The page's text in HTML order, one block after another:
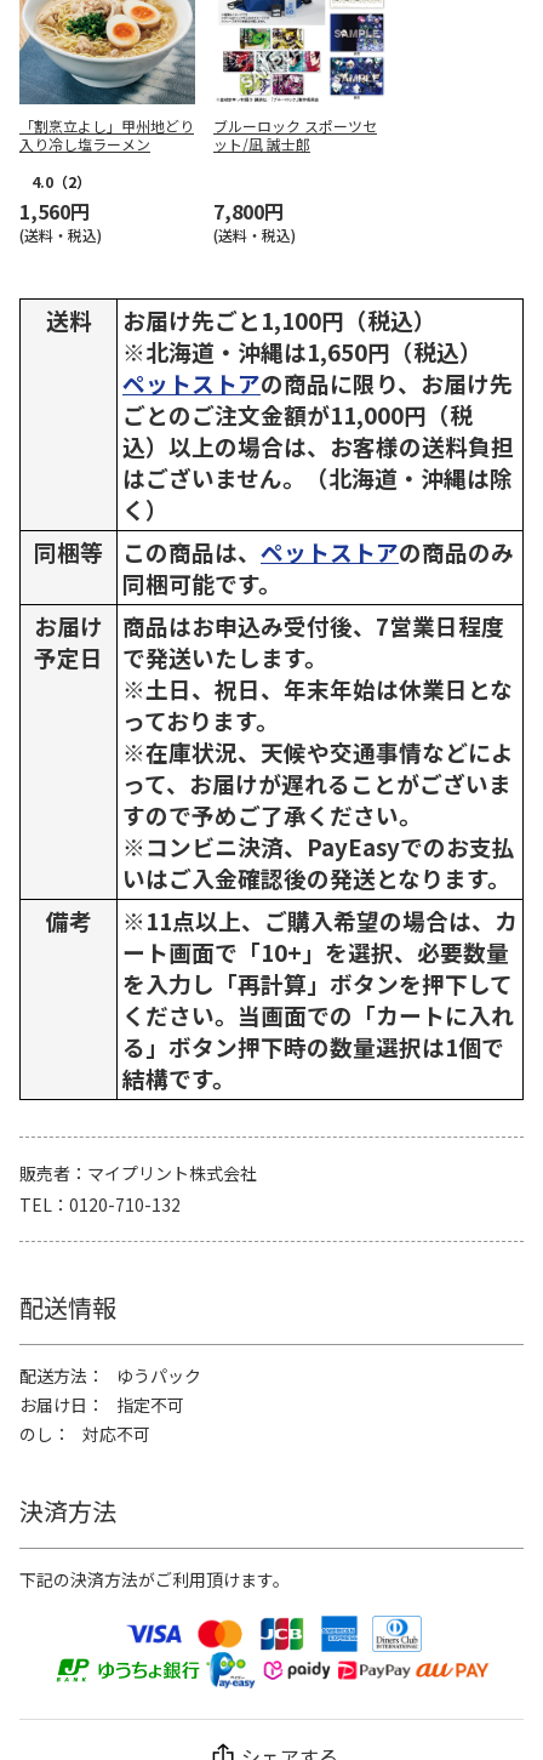
「割烹立よし」甲州地どり
入り冷し塩ラーメン
4.0 （2）
1,560円
(送料・税込)
ブルーロック スポーツセ
ット/凪 誠士郎
7,800円
(送料・税込)
送料
お届け先ごと1,100円（税込）
※北海道・沖縄は1,650円（税込）
ペットストアの商品に限り、お届け先
ごとのご注文金額が11,000円（税
込）以上の場合は、お客様の送料負担
はございません。（北海道・沖縄は除
く）
同梱等
この商品は、 ペットストアの商品のみ
同梱可能です。
お届け
予定日
商品はお申込み受付後、7営業日程度
で発送いたします。
※土日、祝日、年末年始は休業日とな
っております。
※在庫状況、天候や交通事情などによ
って、お届けが遅れることがございま
すので予めご了承ください。
※コンビニ決済、PayEasyでのお支払
いはご入金確認後の発送となります。
備考
※11点以上、ご購入希望の場合は、カ
ート画面で「10+」を選択、必要数量
を入力し「再計算」ボタンを押下して
ください。当画面での「カートに入れ
る」ボタン押下時の数量選択は1個で
結構です。
販売者
マイプリント株式会社
TEL
0120-710-132
配送情報
配送方法
ゆうパック
お届け日
指定不可
のし
対応不可
決済方法
下記の決済方法がご利用頂けます。